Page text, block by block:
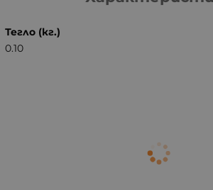
Тегло (кг.)
0.10